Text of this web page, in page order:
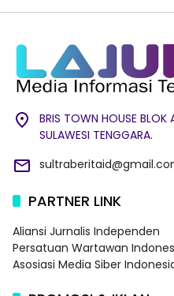
BRIS TOWN HOUSE BLOK
SULAWESI TENGGARA.
PARTNER LINK
Aliansi Jurnalis Independen
Persatuan Wartawan
Asosiasi Media Siber